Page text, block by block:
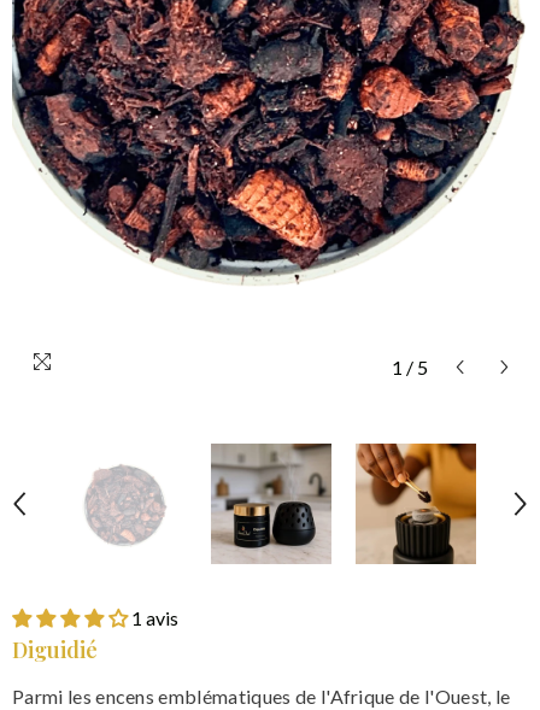
1 / 5
1 avis
Diguidié
Parmi les encens emblématiques de l'Afrique de l'Ouest, le